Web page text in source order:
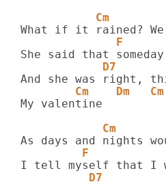
Cm
F
D7
        Cm    Dm   Cm
My valentine
Cm
F
D7